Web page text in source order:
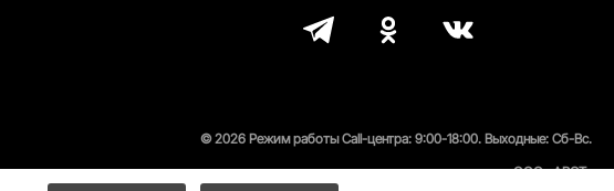
© 2026 Режим работы Call-центра: 9:00-18:00. Выходные: Сб-Вс.
ООО «АРСТ»